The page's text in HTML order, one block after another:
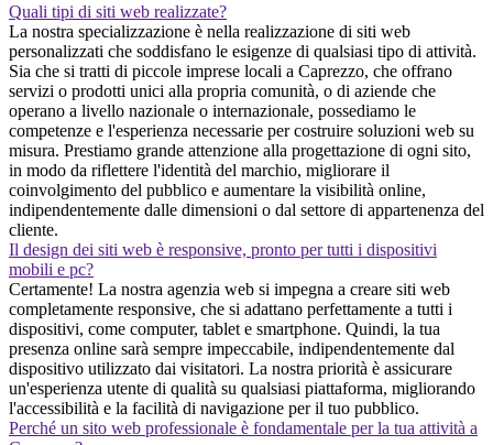
Quali tipi di siti web realizzate?
La nostra specializzazione è nella realizzazione di siti web
personalizzati che soddisfano le esigenze di qualsiasi tipo di attività.
Sia che si tratti di piccole imprese locali a Caprezzo, che offrano
servizi o prodotti unici alla propria comunità, o di aziende che
operano a livello nazionale o internazionale, possediamo le
competenze e l'esperienza necessarie per costruire soluzioni web su
misura. Prestiamo grande attenzione alla progettazione di ogni sito,
in modo da riflettere l'identità del marchio, migliorare il
coinvolgimento del pubblico e aumentare la visibilità online,
indipendentemente dalle dimensioni o dal settore di appartenenza del
cliente.
Il design dei siti web è responsive, pronto per tutti i dispositivi
mobili e pc?
Certamente! La nostra agenzia web si impegna a creare siti web
completamente responsive, che si adattano perfettamente a tutti i
dispositivi, come computer, tablet e smartphone. Quindi, la tua
presenza online sarà sempre impeccabile, indipendentemente dal
dispositivo utilizzato dai visitatori. La nostra priorità è assicurare
un'esperienza utente di qualità su qualsiasi piattaforma, migliorando
l'accessibilità e la facilità di navigazione per il tuo pubblico.
Perché un sito web professionale è fondamentale per la tua attività a